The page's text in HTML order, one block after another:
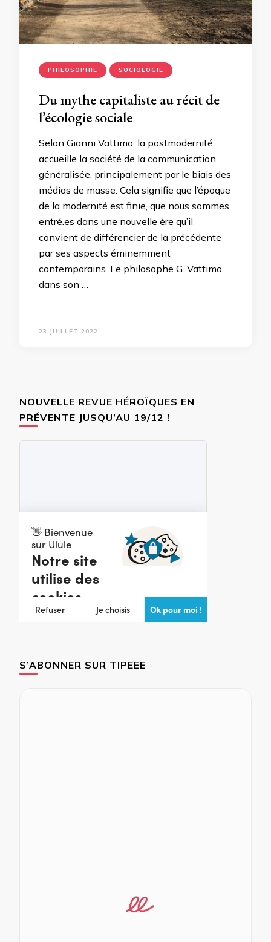
PHILOSOPHIE SOCIOLOGIE
Du mythe capitaliste au récit de
l’écologie sociale
Selon Gianni Vattimo, la postmodernité
accueille la société de la communication
généralisée, principalement par le biais des
médias de masse. Cela signifie que l’époque
de la modernité est finie, que nous sommes
entré.es dans une nouvelle ère qu’il
convient de différencier de la précédente
par ses aspects éminemment
contemporains. Le philosophe G. Vattimo
dans son …
23 JUILLET 2022
NOUVELLE REVUE HÉROÏQUES EN
PRÉVENTE JUSQU’AU 19/12 !
S’ABONNER SUR TIPEEE